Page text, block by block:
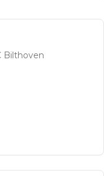
Bilthoven